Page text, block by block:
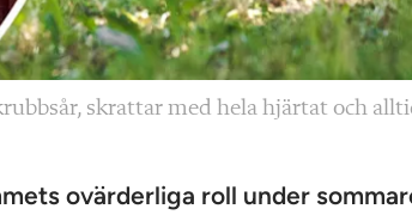
skrattar med hela hjärtat och
ovärderliga roll under